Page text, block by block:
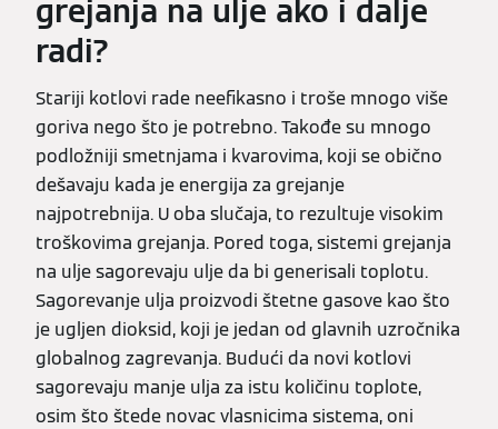
grejanja na ulje ako i dalje
radi?
Stariji kotlovi rade neefikasno i troše mnogo više
goriva nego što je potrebno. Takođe su mnogo
podložniji smetnjama i kvarovima, koji se obično
dešavaju kada je energija za grejanje
najpotrebnija. U oba slučaja, to rezultuje visokim
troškovima grejanja. Pored toga, sistemi grejanja
na ulje sagorevaju ulje da bi generisali toplotu.
Sagorevanje ulja proizvodi štetne gasove kao što
je ugljen dioksid, koji je jedan od glavnih uzročnika
globalnog zagrevanja. Budući da novi kotlovi
sagorevaju manje ulja za istu količinu toplote,
osim što štede novac vlasnicima sistema, oni